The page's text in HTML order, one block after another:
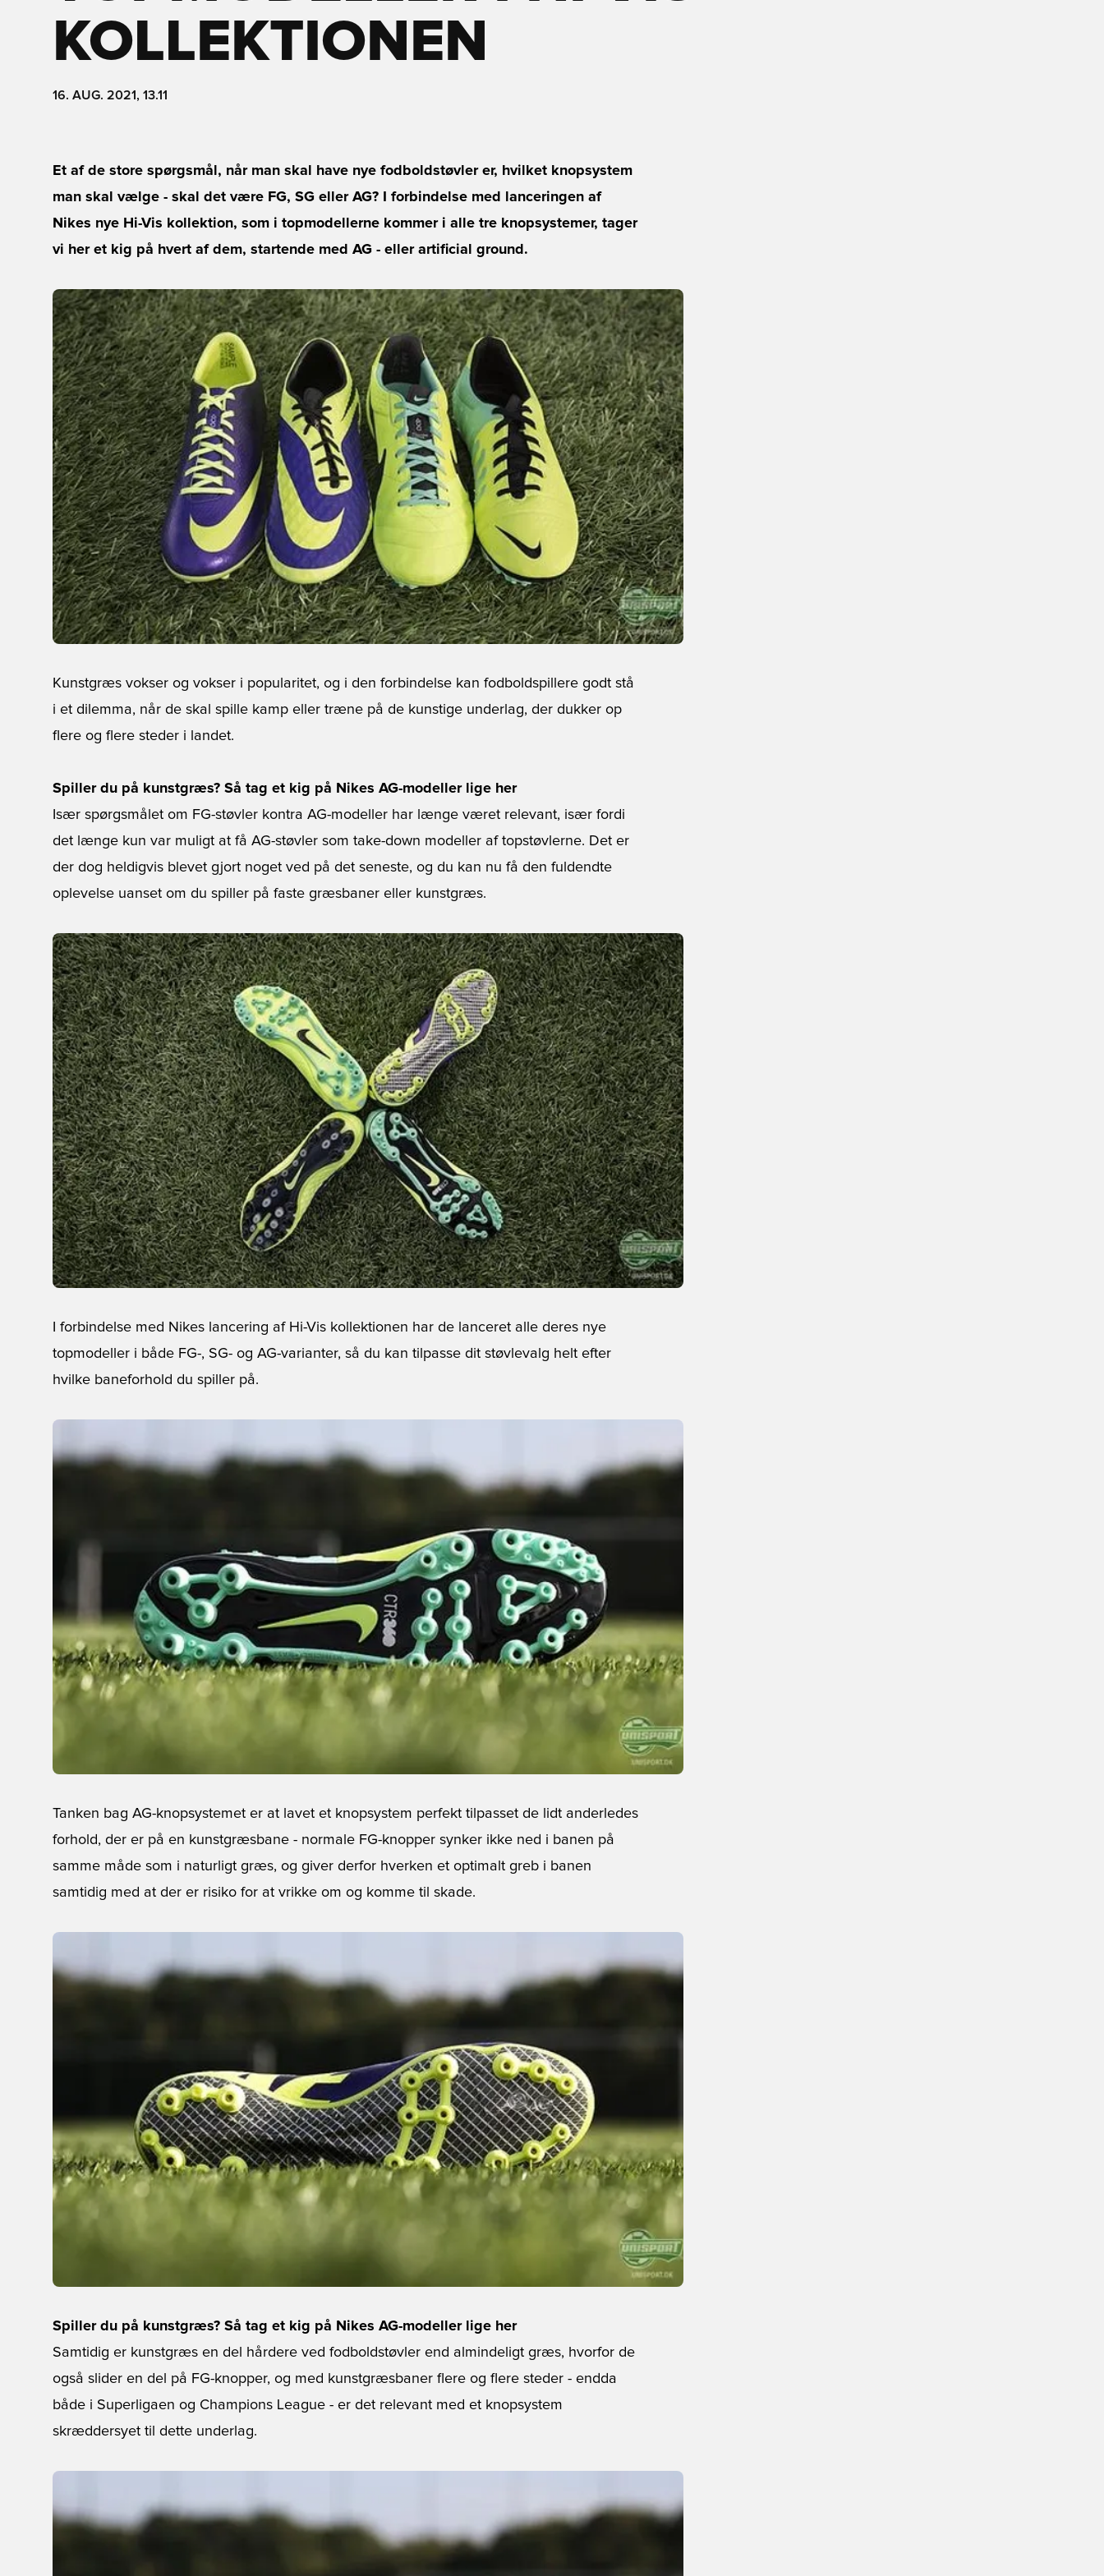
KOLLEKTIONEN
16. AUG. 2021, 13.11
Et af de store spørgsmål, når man skal have nye fodboldstøvler er, hvilket knopsystem
man skal vælge - skal det være FG, SG eller AG? I forbindelse med lanceringen af
Nikes nye Hi-Vis kollektion, som i topmodellerne kommer i alle tre knopsystemer, tager
vi her et kig på hvert af dem, startende med AG - eller artificial ground.
Kunstgræs vokser og vokser i popularitet, og i den forbindelse kan fodboldspillere godt stå
i et dilemma, når de skal spille kamp eller træne på de kunstige underlag, der dukker op
flere og flere steder i landet.
Spiller du på kunstgræs? Så tag et kig på Nikes AG-modeller lige her
Især spørgsmålet om FG-støvler kontra AG-modeller har længe været relevant, især fordi
det længe kun var muligt at få AG-støvler som take-down modeller af topstøvlerne. Det er
der dog heldigvis blevet gjort noget ved på det seneste, og du kan nu få den fuldendte
oplevelse uanset om du spiller på faste græsbaner eller kunstgræs.
I forbindelse med Nikes lancering af Hi-Vis kollektionen har de lanceret alle deres nye
topmodeller i både FG-, SG- og AG-varianter, så du kan tilpasse dit støvlevalg helt efter
hvilke baneforhold du spiller på.
Tanken bag AG-knopsystemet er at lavet et knopsystem perfekt tilpasset de lidt anderledes
forhold, der er på en kunstgræsbane - normale FG-knopper synker ikke ned i banen på
samme måde som i naturligt græs, og giver derfor hverken et optimalt greb i banen
samtidig med at der er risiko for at vrikke om og komme til skade.
Spiller du på kunstgræs? Så tag et kig på Nikes AG-modeller lige her
Samtidig er kunstgræs en del hårdere ved fodboldstøvler end almindeligt græs, hvorfor de
også slider en del på FG-knopper, og med kunstgræsbaner flere og flere steder - endda
både i Superligaen og Champions League - er det relevant med et knopsystem
skræddersyet til dette underlag.